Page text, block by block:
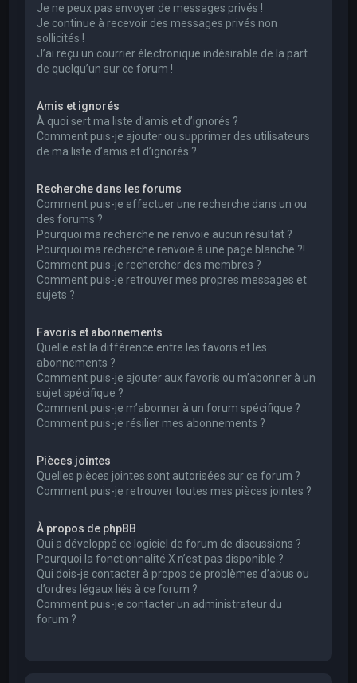
Je ne peux pas envoyer de messages privés !
Je continue à recevoir des messages privés non
sollicités !
J’ai reçu un courrier électronique indésirable de la part
de quelqu’un sur ce forum !
Amis et ignorés
À quoi sert ma liste d’amis et d’ignorés ?
Comment puis-je ajouter ou supprimer des utilisateurs
de ma liste d’amis et d’ignorés ?
Recherche dans les forums
Comment puis-je effectuer une recherche dans un ou
des forums ?
Pourquoi ma recherche ne renvoie aucun résultat ?
Pourquoi ma recherche renvoie à une page blanche ?!
Comment puis-je rechercher des membres ?
Comment puis-je retrouver mes propres messages et
sujets ?
Favoris et abonnements
Quelle est la différence entre les favoris et les
abonnements ?
Comment puis-je ajouter aux favoris ou m’abonner à un
sujet spécifique ?
Comment puis-je m’abonner à un forum spécifique ?
Comment puis-je résilier mes abonnements ?
Pièces jointes
Quelles pièces jointes sont autorisées sur ce forum ?
Comment puis-je retrouver toutes mes pièces jointes ?
À propos de phpBB
Qui a développé ce logiciel de forum de discussions ?
Pourquoi la fonctionnalité X n’est pas disponible ?
Qui dois-je contacter à propos de problèmes d’abus ou
d’ordres légaux liés à ce forum ?
Comment puis-je contacter un administrateur du
forum ?